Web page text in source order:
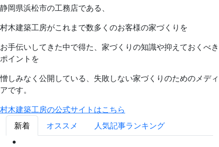
静岡県浜松市の工務店である、
村木建築工房がこれまで数多くのお客様の家づくりを
お手伝いしてきた中で得た、家づくりの知識や抑えておくべき
ポイントを
憎しみなく公開している、失敗しない家づくりのためのメディ
アです。
村木建築工房の公式サイトはこちら
新着
オススメ 人気記事ランキング